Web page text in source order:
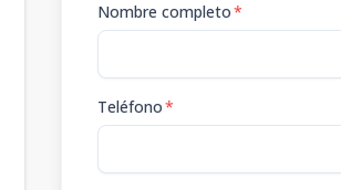
Nombre completo*
Teléfono*